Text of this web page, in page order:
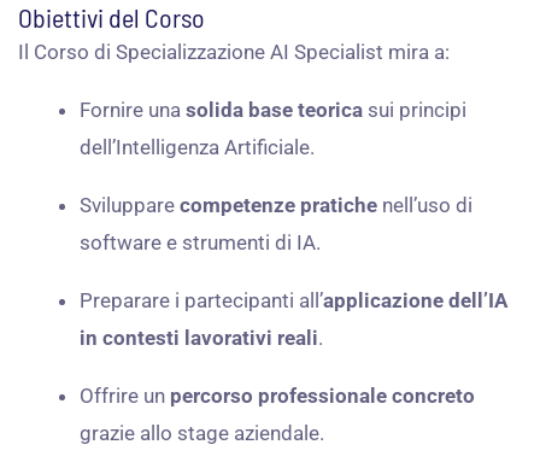
Obiettivi del Corso
Il Corso di Specializzazione AI Specialist mira a:
Fornire una solida base teorica sui principi
dell’Intelligenza Artificiale.
Sviluppare competenze pratiche nell’uso di
software e strumenti di IA.
Preparare i partecipanti all’applicazione dell’IA
in contesti lavorativi reali.
Offrire un percorso professionale concreto
grazie allo stage aziendale.